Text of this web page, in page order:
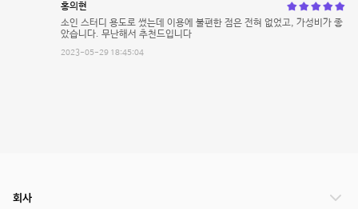
홍의현
소인 스터디 용도로 썼는데 이용에 불편한 점은 전혀 없었고, 가성비가 좋
았습니다. 무난해서 추천드입니다
2023-05-29 18:45:04
회사